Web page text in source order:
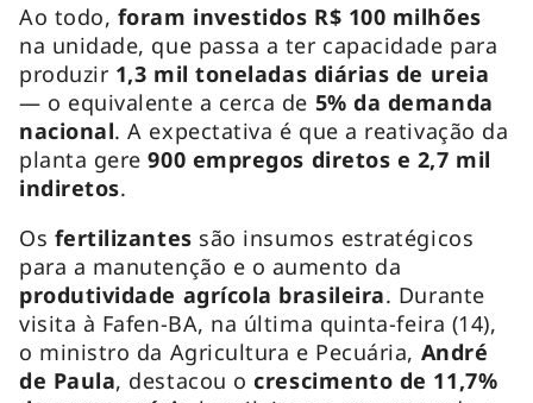
Ao todo, foram investidos R$ 100 milhões
na unidade, que passa a ter capacidade para
produzir 1,3 mil toneladas diárias de ureia
— o equivalente a cerca de 5% da demanda
nacional. A expectativa é que a reativação da
planta gere900 empregos diretos e 2,7 mil
indiretos.
Os fertilizantes são insumos estratégicos
para a manutenção e o aumento da
produtividade agrícola brasileira. Durante
visita à Fafen-BA, na última quinta-feira (14),
o ministro da Agricultura e Pecuária, André
de Paula, destacou o crescimento de 11,7%